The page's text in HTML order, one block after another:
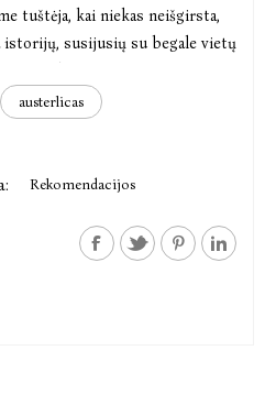
tuštėja, kai niekas neišgirsta,
istorijų, susijusių su begale vietų
austerlicas
Rekomendacijos